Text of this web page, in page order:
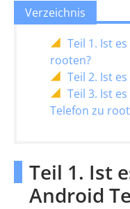
Verzeichnis
Teil 1. Ist
rooten?
Teil 2. Ist
Teil 3. Ist
Telefon zu
Teil 1. Ist
Android